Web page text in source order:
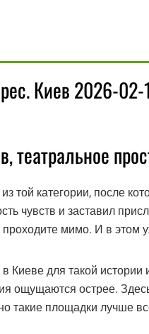
Киев 2026-
той категории, после
чувств и заставил
проходите мимо. И в
в Киеве для такой
ощущаются острее.
такие площадки лучше